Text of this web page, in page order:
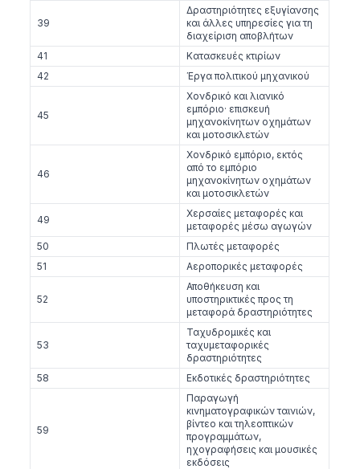
39
Δραστηριότητες εξυγίανσης
και άλλες υπηρεσίες για τη
διαχείριση αποβλήτων
41
Κατασκευές κτιρίων
42
Έργα πολιτικού μηχανικού
45
Χονδρικό και λιανικό
εμπόριο· επισκευή
μηχανοκίνητων οχημάτων
και μοτοσικλετών
46
Χονδρικό εμπόριο, εκτός
από το εμπόριο
μηχανοκίνητων οχημάτων
και μοτοσικλετών
49
Χερσαίες μεταφορές και
μεταφορές μέσω αγωγών
50
Πλωτές μεταφορές
51
Αεροπορικές μεταφορές
52
Αποθήκευση και
υποστηρικτικές προς τη
μεταφορά δραστηριότητες
53
Ταχυδρομικές και
ταχυμεταφορικές
δραστηριότητες
58
Εκδοτικές δραστηριότητες
59
Παραγωγή
κινηματογραφικών ταινιών,
βίντεο και τηλεοπτικών
προγραμμάτων,
ηχογραφήσεις και μουσικές
εκδόσεις